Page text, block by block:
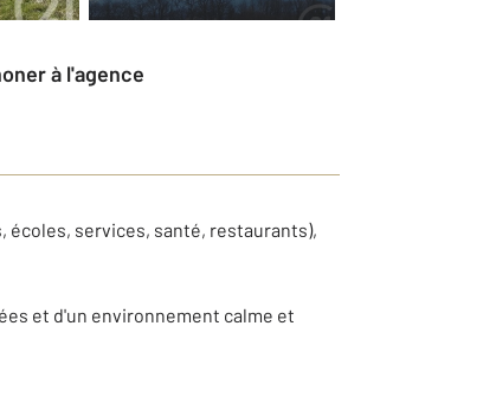
à l'agence
écoles, services, santé, restaurants),
et d'un environnement calme et